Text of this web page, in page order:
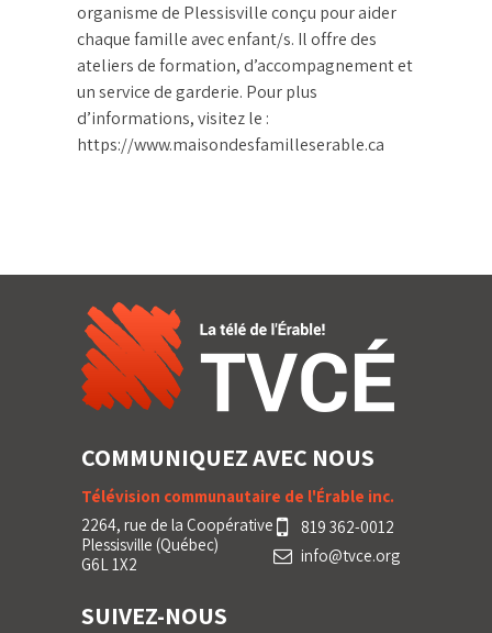
organisme de Plessisville conçu pour aider
chaque famille avec enfant/s. Il offre des
ateliers de formation, d’accompagnement et
un service de garderie. Pour plus
d’informations, visitez le :
https://www.maisondesfamilleserable.ca
COMMUNIQUEZ AVEC NOUS
Télévision communautaire de l'Érable inc.
2264, rue de la Coopérative
Plessisville (Québec)
G6L 1X2
819 362-0012
info@tvce.org
SUIVEZ-NOUS